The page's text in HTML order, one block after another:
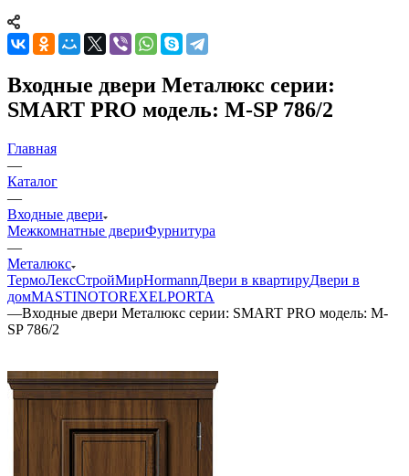
Входные двери Металюкс серии:
SMART PRO модель: М-SP 786/2
Главная
—
Каталог
—
Входные двери
Межкомнатные двериФурнитура
—
Металюкс
ТермоЛексСтройМирHormannДвери в квартируДвери в
домMASTINOTOREXELPORTA
—Входные двери Металюкс серии: SMART PRO модель: М-
SP 786/2